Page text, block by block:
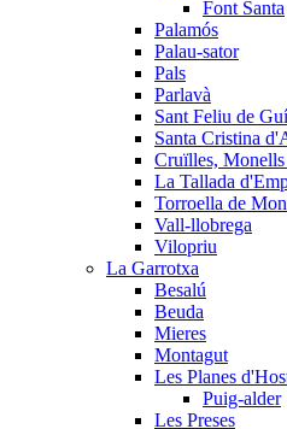
Font Santa
Palamós
Palau-sator
Pals
Parlavà
Sant Feliu de
Santa Cristina
Cruïlles,
La Tallada
Torroella de
Vall-llobrega
Vilopriu
La Garrotxa
Besalú
Beuda
Mieres
Montagut
Les Planes
Puig-alder
Les Preses